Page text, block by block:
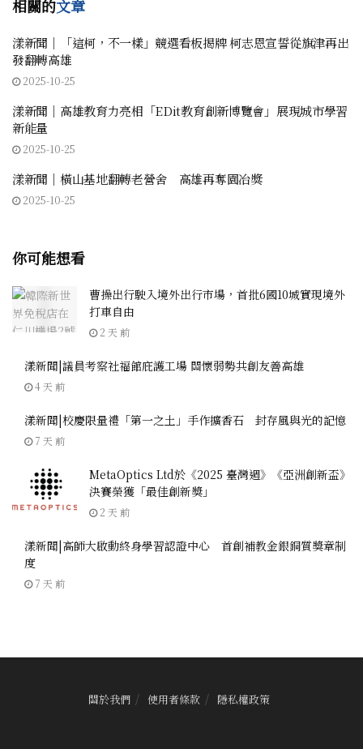
相關的文章
漾新聞｜「這柯，不一樣」競選看板揭牌 柯志恩宣誓從旗津再出
發翻轉高雄
2025-10-25
漾新聞｜高雄教育力亮相「EDit教育創新博覽會」展現城市學習
新能量
2025-10-25
漾新聞｜橫山基地翻轉老營舍 高雄再奪園冶獎
2025-10-25
你可能想看
曹操出行駛入境外出行市場，首批6國10城實現境外
打車自由
2 天 前
漾新聞|議員考察社福館庇護工場 關懷弱勢共創友善高雄
4 天 前
漾新聞|校慶限量禮「第一之土」手作擴香石 封存風與光的記憶
7 天 前
MetaOptics Ltd於《2025 臺灣週》《亞洲創新盃》
決賽榮獲「最佳創新獎」
2 天 前
漾新聞|高師大啟動終身學習認證中心 首創補教金銀銅質獎章制
度
7 天 前
關於我們 使用者條款 隱私權政策